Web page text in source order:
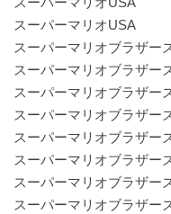
スーパーマリオUSA
スーパーマリオブラザー
スーパーマリオブラザー
スーパーマリオブラザー
スーパーマリオブラザー
スーパーマリオブラザー
スーパーマリオブラザー
スーパーマリオブラザー
スーパーマリオブラザー